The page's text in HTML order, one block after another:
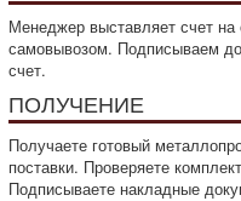
Менеджер выставляет счет на
самовывозом. Подписываем
счет.
ПОЛУЧЕНИЕ
Получаете готовый
поставки. Проверяете
Подписываете накладные